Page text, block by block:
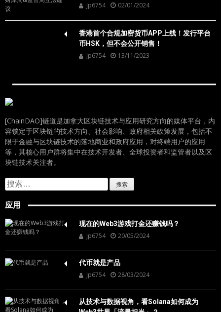
Jp6754 02/01/2024
香港首个合规加密货币APP上线！发行平台
币HSK，但不会公开销售！
Jp6754 13/11/2023
[ChainDAO]链道是加拿大区块链技术与应用研究方向的媒体平台，内
容锁定于区块链的技术方向、社会影响、政府相关政策发展，包括不
限于金融与区块链技术的落地商业和政府应用，对终端用户的应用
等，其核心用户群将集中在技术开发者、全球投资者和监管者以及区
块链技术关注者。
搜
索：
应用
现在的Web3游戏打金还赚钱吗？
Jp6754 20/05/2024
代币就是产品
Jp6754 28/03/2024
从技术与数据视角，看Solana如何成为